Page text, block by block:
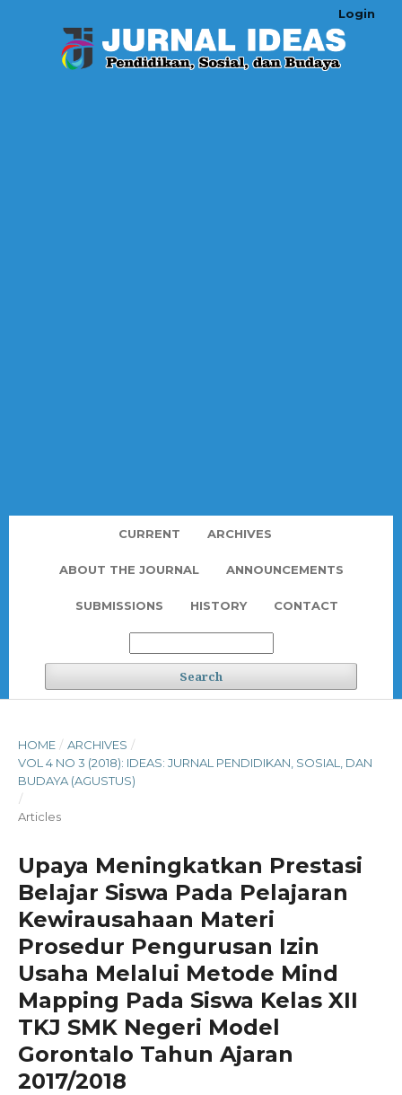
CURRENT ARCHIVES
ABOUT THE JOURNAL ANNOUNCEMENTS
SUBMISSIONS HISTORY CONTACT
Search
Login
HOME / ARCHIVES /
VOL 4 NO 3 (2018): IDEAS: JURNAL PENDIDIKAN, SOSIAL, DAN
BUDAYA (AGUSTUS)
/
Articles
Upaya Meningkatkan Prestasi
Belajar Siswa Pada Pelajaran
Kewirausahaan Materi
Prosedur Pengurusan Izin
Usaha Melalui Metode Mind
Mapping Pada Siswa Kelas XII
TKJ SMK Negeri Model
Gorontalo Tahun Ajaran
2017/2018